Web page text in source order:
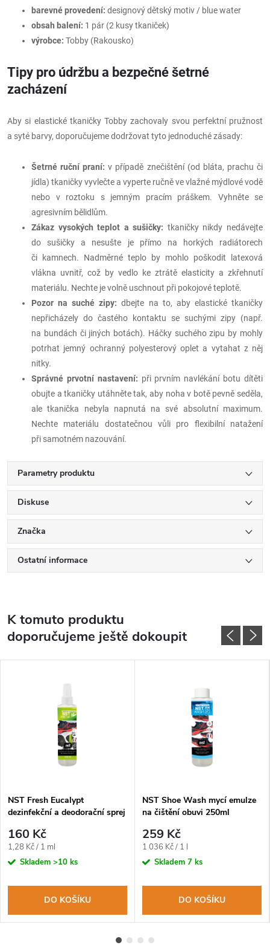
barevné provedení: designový dětský motiv / blue water
obsah balení: 1 pár (2 kusy tkaniček)
výrobce: Tobby (Rakousko)
Tipy pro údržbu a bezpečné šetrné
zacházení
Aby si elastické tkaničky Tobby zachovaly svou perfektní pružnost
a syté barvy, doporučujeme dodržovat tyto jednoduché zásady:
Šetrné ruční praní: v případě znečištění (od bláta, prachu či
jídla) tkaničky vyvlečte a vyperte ručně ve vlažné mýdlové vodě
nebo v roztoku s jemným pracím práškem. Vyhněte se
agresivním bělidlům.
Zákaz vysokých teplot a sušičky: tkaničky nikdy nedávejte
do sušičky a nesušte je přímo na horkých radiátorech
či kamnech. Nadměrné teplo by mohlo poškodit latexová
vlákna uvnitř, což by vedlo ke ztrátě elasticity a zkřehnutí
materiálu. Nechte je volně uschnout při pokojové teplotě.
Pozor na suché zipy: dbejte na to, aby elastické tkaničky
nepřicházely do častého kontaktu se suchými zipy (např.
na bundách či jiných botách). Háčky suchého zipu by mohly
potrhat jemný ochranný polyesterový oplet a vytahat z něj
nitky.
Správné prvotní nastavení: při prvním navlékání botu dítěti
obujte a tkaničky utáhněte tak, aby noha v botě pevně seděla,
ale tkanička nebyla napnutá na své absolutní maximum.
Nechte materiálu dostatečnou vůli pro flexibilní natažení
při samotném nazouvání.
Parametry produktu
Diskuse
Značka
Ostatní informace
K tomuto produktu
doporučujeme ještě dokoupit
NST Fresh Eucalypt
dezinfekční a deodorační sprej
160 Kč
Měrná
cena:
1,28 Kč / 1 ml
Skladem >10 ks
DO KOŠÍKU
NST Shoe Wash mycí emulze
na čištění obuvi 250ml
259 Kč
Měrná
cena:
1 036 Kč / 1 l
Skladem 7 ks
DO KOŠÍKU